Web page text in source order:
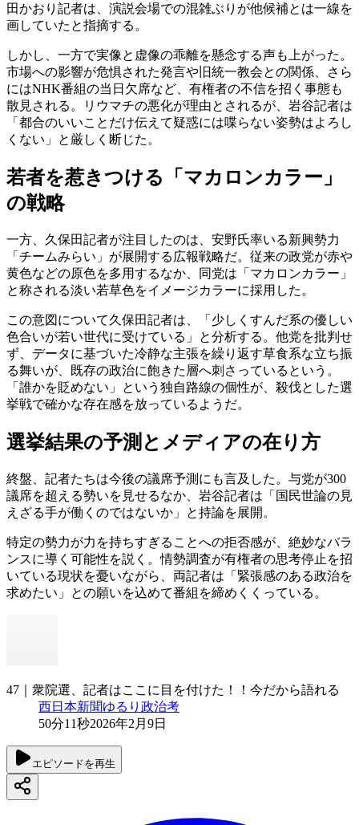
田かおり記者は、演説会場での混雑ぶりが他候補とは一線を
画していたと指摘する。
しかし、一方で実像と虚像の乖離を懸念する声も上がった。
市場への影響が危惧された発言や旧統一教会との関係、さら
にはNHK番組の当日欠席など、有権者の不信を招く事態も
散見される。リウマチの悪化が理由とされるが、岩谷記者は
「都合のいいことだけ伝えて疑惑には喋らない姿勢はよろし
くない」と厳しく断じた。
若者を惹きつける「マカロンカラー」
の戦略
一方、久保田記者が注目したのは、安野氏率いる新興勢力
「チームみらい」が展開する広報戦略だ。従来の政党が赤や
黄色などの原色を多用するなか、同党は「マカロンカラー」
と称される淡い若草色をイメージカラーに採用した。
この意図について久保田記者は、「少しくすんだ系の優しい
色合いが若い世代に受けている」と分析する。他党を批判せ
ず、データに基づいた冷静な主張を繰り返す草食系な立ち振
る舞いが、既存の政治に飽きた層へ刺さっているという。
「誰かを貶めない」という独自路線の個性が、殺伐とした選
挙戦で確かな存在感を放っているようだ。
選挙結果の予測とメディアの在り方
終盤、記者たちは今後の議席予測にも言及した。与党が300
議席を超える勢いを見せるなか、岩谷記者は「国民世論の見
えざる手が働くのではないか」と持論を展開。
特定の勢力が力を持ちすぎることへの拒否感が、絶妙なバラ
ンスに導く可能性を説く。情勢調査が有権者の思考停止を招
いている現状を憂いながら、両記者は「緊張感のある政治を
求めたい」との願いを込めて番組を締めくくっている。
47｜衆院選、記者はここに目を付けた！！今だから語れる
西日本新聞ゆるり政治考
50分11秒2026年2月9日
エピソードを再生